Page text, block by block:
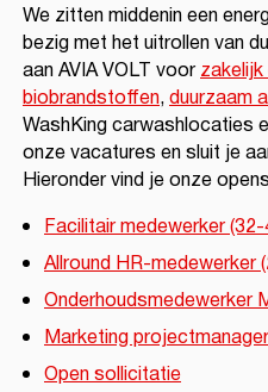
We zitten middenin een
bezig met het uitrollen van
aan AVIA VOLT voor
biobrandstoffen,duurzaam
WashKing carwashlocaties
onze vacatures en sluit je
Hieronder vind je onze
Facilitair medewerker (32-
Allround HR-medewerker
Onderhoudsmedewerker
Marketing
Open sollicitatie